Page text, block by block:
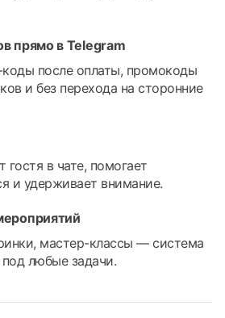
прямо в Telegram
коды после оплаты, промокоды
и без перехода на сторонние
гостя в чате, помогает
и удерживает внимание.
мастер-классы — система
любые задачи.